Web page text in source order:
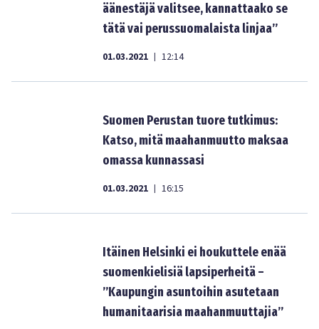
äänestäjä valitsee, kannattaako se
tätä vai perussuomalaista linjaa”
01.03.2021 | 12:14
Suomen Perustan tuore tutkimus:
Katso, mitä maahanmuutto maksaa
omassa kunnassasi
01.03.2021 | 16:15
Itäinen Helsinki ei houkuttele enää
suomenkielisiä lapsiperheitä –
”Kaupungin asuntoihin asutetaan
humanitaarisia maahanmuuttajia”